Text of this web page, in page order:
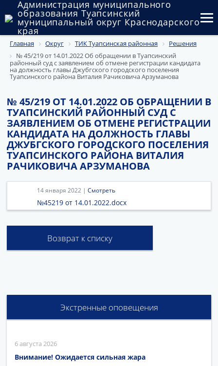
Администрация муниципального
образования Туапсинский
муниципальный округ Краснодарского
края
Округ
Администрация
Государственный и муниципальный контроль
Муниципальное имущество
Публичные слушания и общественные обсуждения
Главная Округ ТИК Туапсинская районная
Решения
№ 45/219 от 14.01.2022 Об обращении в Туапсинский
районный суд с заявлением об отмене регистрации кандидата
на должность главы Джубгского городского поселения
Туапсинского района Виталия Рачиковича Арзуманова
№ 45/219 ОТ 14.01.2022 ОБ ОБРАЩЕНИИ В
ТУАПСИНСКИЙ РАЙОННЫЙ СУД С
ЗАЯВЛЕНИЕМ ОБ ОТМЕНЕ РЕГИСТРАЦИИ
КАНДИДАТА НА ДОЛЖНОСТЬ ГЛАВЫ
ДЖУБГСКОГО ГОРОДСКОГО ПОСЕЛЕНИЯ
ТУАПСИНСКОГО РАЙОНА ВИТАЛИЯ
РАЧИКОВИЧА АРЗУМАНОВА
14 января 2022 | Смотреть
№45219 от 14.01.2022.docx
Возврат к списку
Экстренные оповещения
6 августа 2026
Внимание! Ожидается сильная жара